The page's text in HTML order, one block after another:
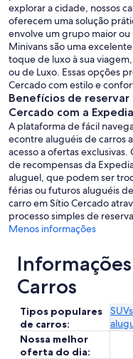
explorar a cidade, nossos
oferecem uma solução
envolve um grupo maior ou
Minivans são uma
toque de luxo à sua
ou de Luxo. Essas opções
Cercado com estilo e
Benefícios de
Cercado com a Expedia
A plataforma de fácil
econtre aluguéis de carros
acesso a ofertas
de recompensas da
aluguel, que podem ser
férias ou futuros aluguéis
carro em Sítio Cercado
processo simples de
Menos informações
Carros
Tipos populares
de carros:
Nossa melhor
oferta do dia: